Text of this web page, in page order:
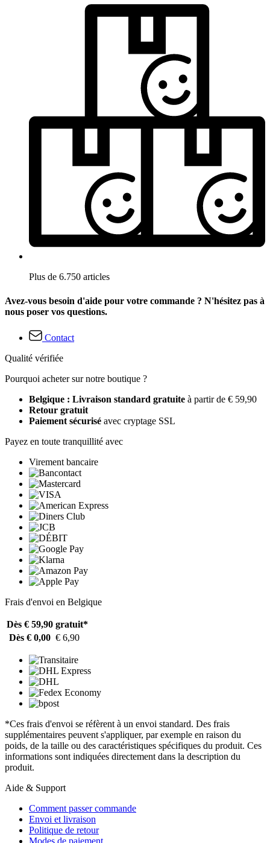
Plus de 6.750 articles
Avez-vous besoin d'aide pour votre commande ? N'hésitez pas à
nous poser vos questions.
Contact
Qualité vérifiée
Pourquoi acheter sur notre boutique ?
Belgique : Livraison standard gratuite à partir de € 59,90
Retour gratuit
Paiement sécurisé avec cryptage SSL
Payez en toute tranquillité avec
Virement bancaire
Frais d'envoi en Belgique
Dès € 59,90 gratuit*
Dès € 0,00 € 6,90
*Ces frais d'envoi se réfèrent à un envoi standard. Des frais
supplémentaires peuvent s'appliquer, par exemple en raison du
poids, de la taille ou des caractéristiques spécifiques du produit. Ces
informations sont indiquées directement dans la description du
produit.
Aide & Support
Comment passer commande
Envoi et livraison
Politique de retour
Modes de paiement